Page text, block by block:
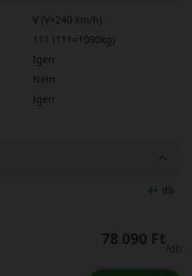
V (V=240 km/h)
111 (111=1090kg)
Igen
Nem
Igen
4+ db
78 090 Ft
/db